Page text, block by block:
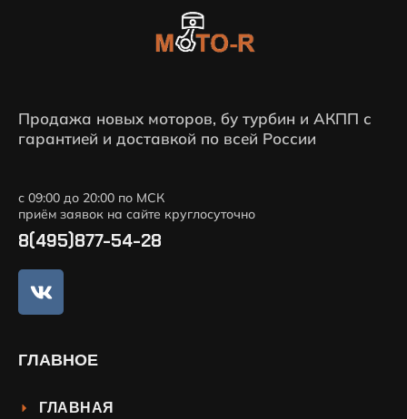
Продажа новых моторов, бу турбин и АКПП с
гарантией и доставкой по всей России
с 09:00 до 20:00 по МСК
приём заявок на сайте круглосуточно
8(495)877-54-28
ГЛАВНОЕ
ГЛАВНАЯ